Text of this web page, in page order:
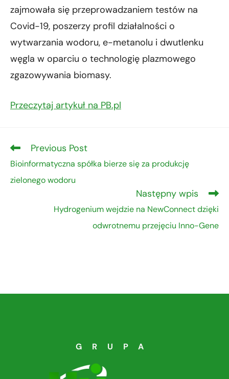
zajmowała się przeprowadzaniem testów na
Covid-19, poszerzy profil działalności o
wytwarzania wodoru, e-metanolu i dwutlenku
węgla w oparciu o technologię plazmowego
zgazowywania biomasy.
Przeczytaj artykuł na PB.pl
Previous Post
Bioinformatyczna spółka bierze się za produkcję
zielonego wodoru
Następny wpis
Hydrogenium wejdzie na NewConnect dzięki
odwrotnemu przejęciu Inno-Gene
GRUPA